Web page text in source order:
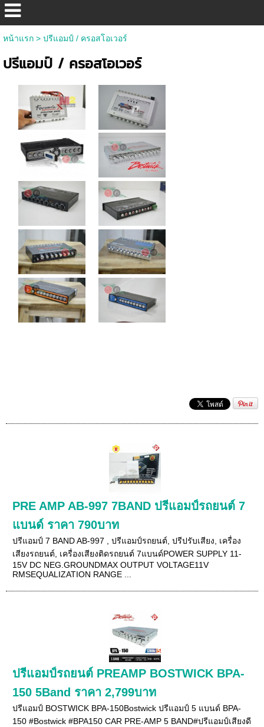
หน้าแรก> ปรีแอมป์ / ครอสโอเวอร์
ปรีแอมป์ / ครอสโอเวอร์
PRE AMP AB-997 7BAND ปรีแอมป์รถยนต์ 7
แบนด์ ราคา 790บาท
ปรีแอมป์ 7 BAND AB-997 , ปรีแอมป์รถยนต์, ปรีปรับเสียง, เครื่อง
เสียงรถยนต์, เครื่องเสียงติดรถยนต์ 7แบนด์POWER SUPPLY 11-
15V DC NEG.GROUNDMAX OUTPUT VOLTAGE11V
RMSEQUALIZATION RANGE ...
ปรีแอมป์รถยนต์ PREAMP BOSTWICK BPA-
150 5Band ราคา 2,799บาท
ปรีแอมป์ BOSTWICK BPA-150Bostwick ปรีแอมป์ 5 แบนด์ BPA-
150 #Bostwick #BPA150 CAR PRE-AMP 5 BAND#ปรีแอมป์เสียงดี